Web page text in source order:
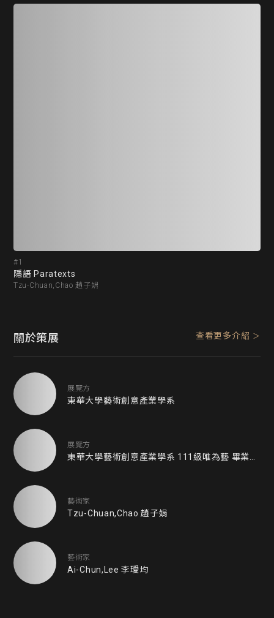
#1
隱語 Paratexts
Tzu-Chuan,Chao 趙子娟
關於策展 查看更多介紹
展覽方
東華大學藝術創意產業學系
展覽方
藝術家
Tzu-Chuan,Chao 趙子娟
藝術家
Ai-Chun,Lee 李璦均